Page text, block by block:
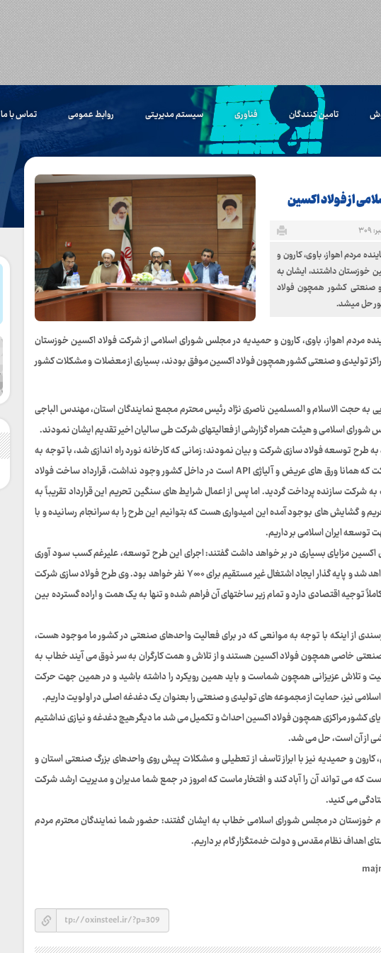
تامین کنندگان فناوری سیستم مدیریتی روابط عمومی تماس با ما
از فولاد اکسین
مردم اهواز، باوی، کارون و
خوزستان داشتند، ایشان به
و صنعتی کشور همچون فولاد
حل میشد.
مردم اهواز، باوی، کارون و حمیدیه در مجلس شورای اسلامی از شرکت فولاد اکسین خوزستان
تولیدی و صنعتی کشور همچون فولاد اکسین موفق بودند، بسیاری از معضلات و مشکلات کشور
حجت الاسلام و المسلمین ناصری نژاد رئیس محترم مجمع نمایندگان استان، مهندس الباجی
شورای اسلامی و هیئت همراه گزارشی از فعالیتهای شرکت طی سالیان اخیر تقدیم ایشان نمودند.
توسعه فولاد سازی شرکت و بیان نمودند: زمانی که کارخانه نورد راه اندازی شد، با توجه به
اینکه قابلیت تولید اسلب مورد نیاز محصولات اصلی شرکت که همانا ورق های عریض و آلیاژی API است در داخل کشور وجود نداشت، قرارداد ساخت فولاد
یورو پیش پرداخت به شرکت سازنده پرداخت گردید. اما پس از اعمال شرایط های سنگین تحریم این قرارداد تقریباً به
و گشایش های بوجود آمده این امیدواری هست که بتوانیم این طرح را به سرانجام رسانیده و با
مزایای بسیاری در بر خواهد داشت گفتند: اجرای این طرح توسعه، علیرغم کسب سود آوری
بالای شرکت، موجب تولید اسلب های مورد نیاز شرکت خواهد شد و پایه گذار ایجاد اشتغال غیر مستقیم برای ۷۰۰۰ نفر خواهد بود. وی طرح فولاد سازی شرکت
توجیه اقتصادی دارد و تمام زیر ساختهای آن فراهم شده و تنها به یک همت و اراده گسترده بین
از اینکه با توجه به موانعی که در برای فعالیت واحدهای صنعتی در کشور ما موجود هست،
خاصی همچون فولاد اکسین هستند و از تلاش و همت کارگران به سر ذوق می آیند خطاب به
و تلاش عزیزانی همچون شماست و باید همین رویکرد را داشته باشید و در همین جهت حرکت
نیز، حمایت از مجموعه های تولیدی و صنعتی را بعنوان یک دغدغه اصلی در اولویت داریم.
کشور مراکزی همچون فولاد اکسین احداث و تکمیل می شد ما دیگر هیچ دغدغه و نیازی نداشتیم
از آن است، حل می شد.
کارون و حمیدیه نیز با ابراز تاسف از تعطیلی و مشکلات پیش روی واحدهای بزرگ صنعتی استان و
که می تواند آن را آباد کند و افتخار ماست که امروز در جمع شما مدیران و مدیریت ارشد شرکت
می کنید.
خوزستان در مجلس شورای اسلامی خطاب به ایشان گفتند: حضور شما نمایندگان محترم مردم
اهداف نظام مقدس و دولت خدمتگزار گام بر داریم.